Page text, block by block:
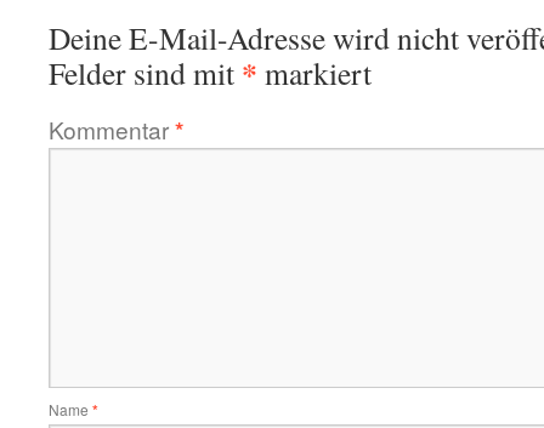
Deine E-Mail-Adresse wird nicht
Felder sind mit * markiert
Kommentar*
Name *